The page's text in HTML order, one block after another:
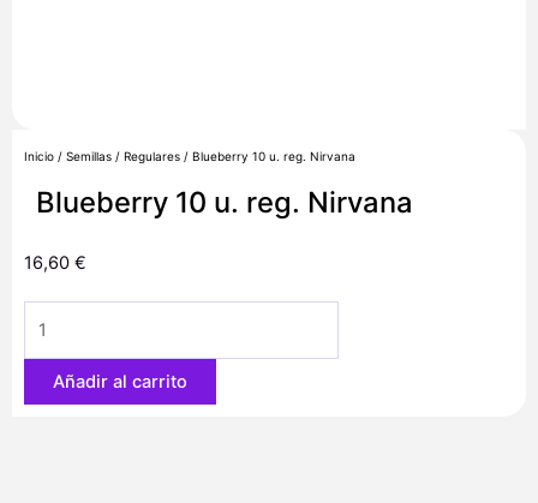
Inicio / Semillas / Regulares / Blueberry 10 u. reg. Nirvana
Blueberry 10 u. reg. Nirvana
16,60 €
reg.
Añadir al carrito